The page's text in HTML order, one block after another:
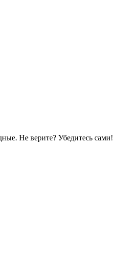
Не верите? Убедитесь сами!